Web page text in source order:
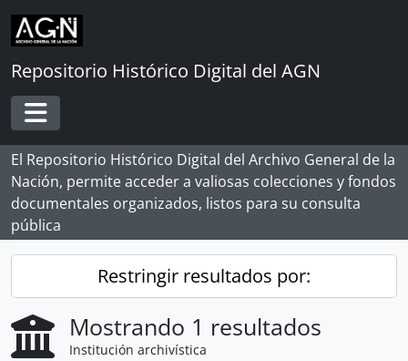
Skip to main content
Repositorio Histórico Digital del AGN
Toggle navigation
El Repositorio Histórico Digital del Archivo General de la
Nación, permite acceder a valiosas colecciones y fondos
documentales organizados, listos para su consulta
pública
Restringir resultados por:
Mostrando 1 resultados
Institución archivística